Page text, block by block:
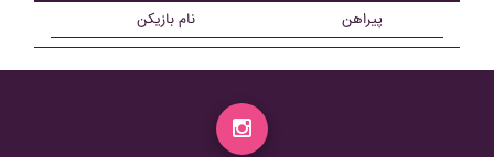
نام بازیکن پیراهن